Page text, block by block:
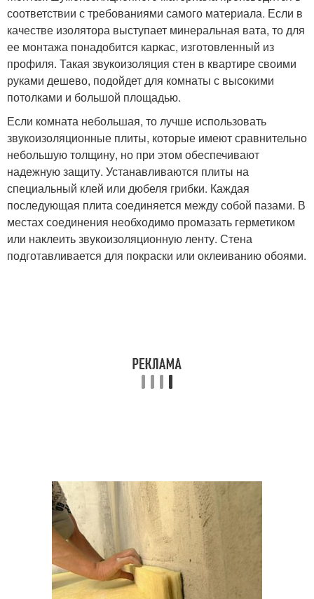
соответствии с требованиями самого материала. Если в
качестве изолятора выступает минеральная вата, то для
ее монтажа понадобится каркас, изготовленный из
профиля. Такая звукоизоляция стен в квартире своими
руками дешево, подойдет для комнаты с высокими
потолками и большой площадью.
Если комната небольшая, то лучше использовать
звукоизоляционные плиты, которые имеют сравнительно
небольшую толщину, но при этом обеспечивают
надежную защиту. Устанавливаются плиты на
специальный клей или дюбеля грибки. Каждая
последующая плита соединяется между собой пазами. В
местах соединения необходимо промазать герметиком
или наклеить звукоизоляционную ленту. Стена
подготавливается для покраски или оклеиванию обоями.